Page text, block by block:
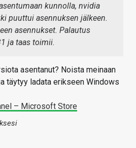
kunnolla, nvidia
puuttui asennuksen jälkeen.
asennukset. Palautus
ja taas toimii.
asentanut? Noista meinaan
täytyy ladata erikseen Windows
– Microsoft Store